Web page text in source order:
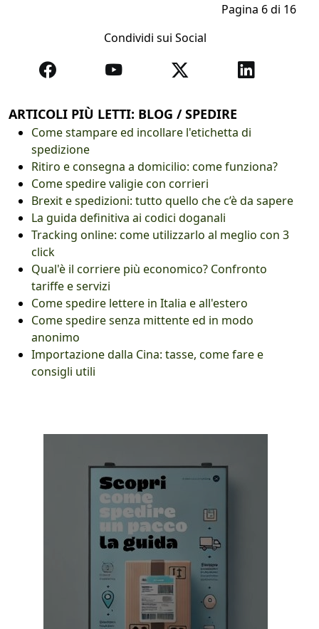
Pagina 6 di 16
Condividi sui Social
ARTICOLI PIÙ LETTI: BLOG / SPEDIRE
Come stampare ed incollare l'etichetta di
spedizione
Ritiro e consegna a domicilio: come funziona?
Come spedire valigie con corrieri
Brexit e spedizioni: tutto quello che c’è da sapere
La guida definitiva ai codici doganali
Tracking online: come utilizzarlo al meglio con 3
click
Qual'è il corriere più economico? Confronto
tariffe e servizi
Come spedire lettere in Italia e all'estero
Come spedire senza mittente ed in modo
anonimo
Importazione dalla Cina: tasse, come fare e
consigli utili